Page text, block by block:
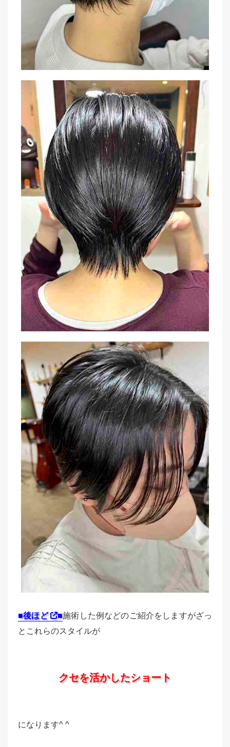
■後ほど ■施術した例などのご紹介をしますがざっ
とこれらのスタイルが
クセを活かしたショート
になります^ ^